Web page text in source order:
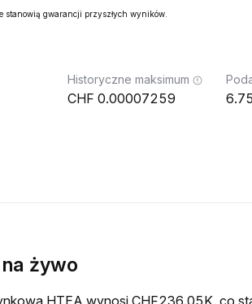
stanowią gwarancji przyszłych wyników.
Historyczne maksimum
0.00007259
żywo
HTEA wynosi CHF236.05K, co